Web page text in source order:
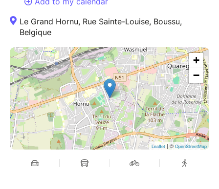
Le Grand Hornu, Rue Sainte-Louise, Boussu,
Belgique
+
−
Leaflet | © OpenStreetMap